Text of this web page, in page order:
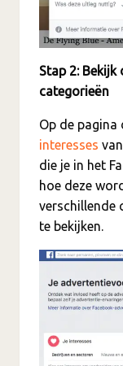
Stap 2: Bekijk
categorieën
Op de pagina
interesses
die je in het
hoe deze
verschillende
te bekijken.